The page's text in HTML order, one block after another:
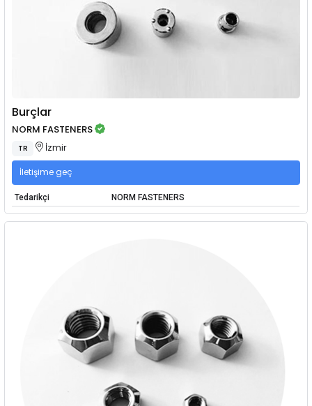
Burçlar
NORM FASTENERS
TR İzmir
İletişime geç
Tedarikçi NORM FASTENERS